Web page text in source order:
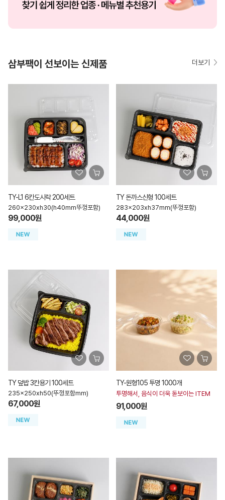
삼부팩이 선보이는 신제품 더보기
TY-L1 6칸도시락 200세트
260x230xh30(h40mm뚜껑포함)
99,000원
TY 돈까스신형 100세트
283x203xh37mm(뚜껑포함)
44,000원
TY 덮밥 3칸용기 100세트
235x250xh50(뚜껑포함mm)
67,000원
TY-원형105 투명 1000개
투명해서, 음식이 더욱 돋보이는 ITEM
91,000원